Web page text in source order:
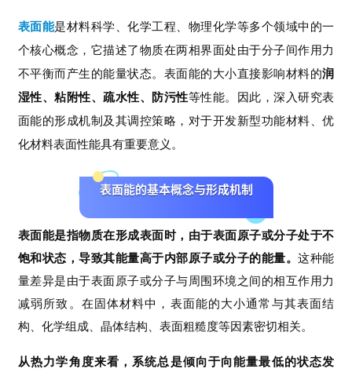
表面能是材料科学、化学工程、物理化学等多个领域中的一
个核心概念，它描述了物质在两相界面处由于分子间作用力
不平衡而产生的能量状态。表面能的大小直接影响材料的润
湿性、粘附性、疏水性、防污性等性能。因此，深入研究表
面能的形成机制及其调控策略，对于开发新型功能材料、优
化材料表面性能具有重要意义。
表面能的基本概念与形成机制
表面能是指物质在形成表面时，由于表面原子或分子处于不
饱和状态，导致其能量高于内部原子或分子的能量。这种能
量差异是由于表面原子或分子与周围环境之间的相互作用力
减弱所致。在固体材料中，表面能的大小通常与其表面结
构、化学组成、晶体结构、表面粗糙度等因素密切相关。
从热力学角度来看，系统总是倾向于向能量最低的状态发